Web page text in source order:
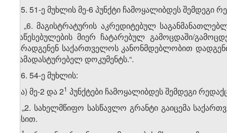
5. 51-ე მუხლის მე-6 პუნქტი ჩამოყალიბდეს შემდეგი
„6. მაგისტრატურის აკრედიტებულ
დაწესებულების მიერ ჩატარებულ გამოცდაში/
წარადგენენ საქართველოს კანონმდებლობით
დამადასტურებელ დოკუმენტს.“.
6. 54-ე მუხლის:
ა) მე-2 და 2​1 პუნქტები ჩამოყალიბდეს შემდეგი
„2. სახელმწიფო სასწავლო გრანტი გაიცემა
წესით.